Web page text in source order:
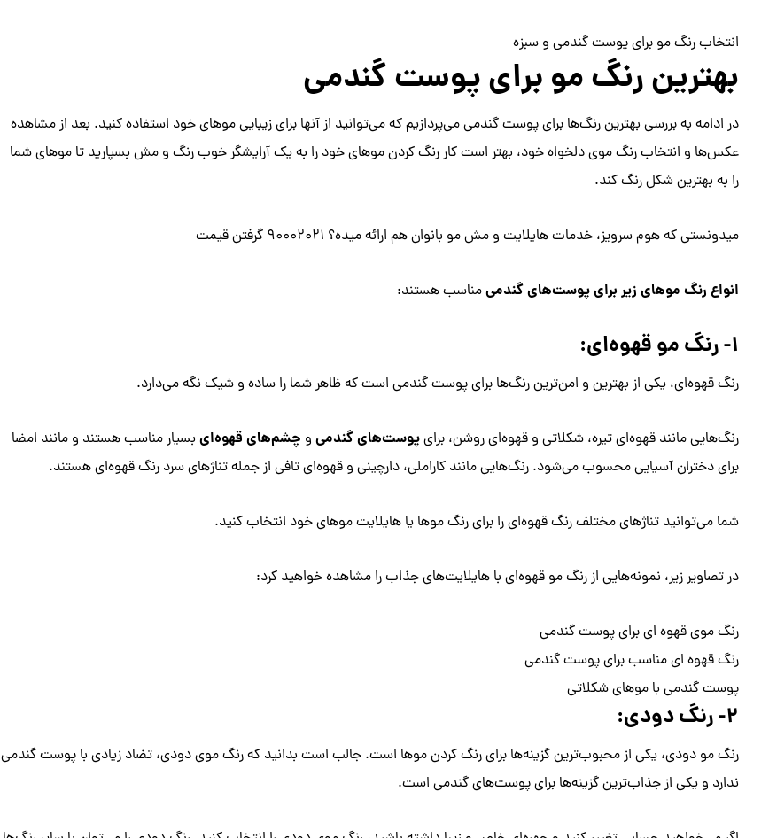
انتخاب رنگ مو برای پوست گندمی و سبزه
بهترین رنگ مو برای پوست گندمی
در ادامه به بررسی بهترین رنگ‌ها برای پوست گندمی می‌پردازیم که می‌توانید از آنها برای زیبایی موهای خود استفاده کنید. بعد از مشاهده
عکس‌ها و انتخاب رنگ موی دلخواه خود، بهتر است کار رنگ کردن موهای خود را به یک آرایشگر خوب رنگ و مش بسپارید تا موهای شما
را به بهترین شکل رنگ کند.
میدونستی که هوم سرویز، خدمات هایلایت و مش مو بانوان هم ارائه میده؟ ۹۰۰۰۲۰۲۱ گرفتن قیمت
انواع رنگ‌ موهای زیر برای پوست‌های گندمیمناسب هستند:
۱- رنگ مو قهوه‌ای:
رنگ قهوه‌ای، یکی از بهترین و امن‌ترین رنگ‌ها برای پوست گندمی است که ظاهر شما را ساده و شیک نگه می‌دارد.
رنگ‌هایی مانند قهوه‌ای تیره، شکلاتی و قهوه‌ای روشن، برایپوست‌های گندمیو چشم‌های قهوه‌ایبسیار مناسب هستند و مانند امضا
برای دختران آسیایی محسوب می‌شود. رنگ‌هایی مانند کاراملی، دارچینی و قهوه‌ای تافی از جمله تناژهای سرد رنگ قهوه‌ای هستند.
شما می‌توانید تناژهای مختلف رنگ قهوه‌ای را برای رنگ موها یا هایلایت موهای خود انتخاب کنید.
در تصاویر زیر، نمونه‌هایی از رنگ مو قهوه‌ای با هایلایت‌های جذاب را مشاهده خواهید کرد:
رنگ موی قهوه ای برای پوست گندمی
رنگ قهوه ای مناسب برای پوست گندمی
پوست گندمی با موهای شکلاتی
۲- رنگ دودی:
رنگ مو دودی، یکی از محبوب‌ترین گزینه‌ها برای رنگ کردن موها است. جالب است بدانید که رنگ موی دودی، تضاد زیادی با پوست گندمی
ندارد و یکی از جذاب‌ترین گزینه‌ها برای پوست‌های گندمی است.